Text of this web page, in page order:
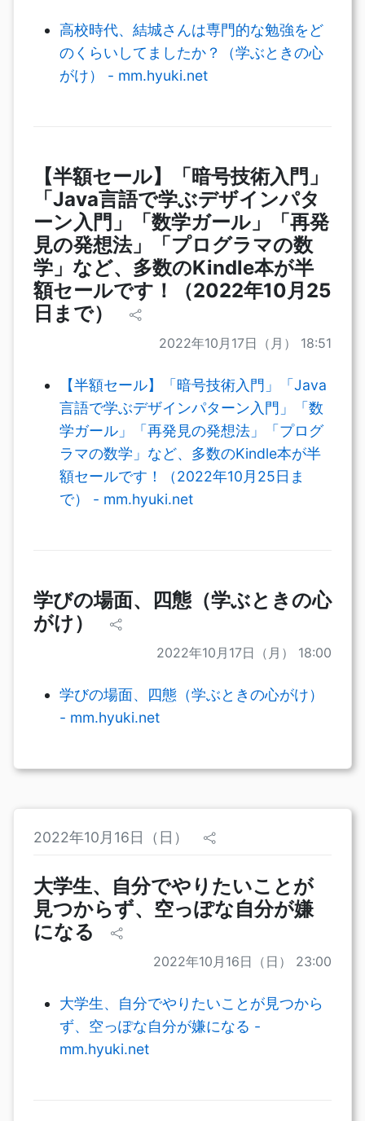
高校時代、結城さんは専門的な勉強をど
のくらいしてましたか？（学ぶときの心
がけ） - mm.hyuki.net
【半額セール】「暗号技術入門」
「Java言語で学ぶデザインパタ
ーン入門」「数学ガール」「再発
見の発想法」「プログラマの数
学」など、多数のKindle本が半
額セールです！（2022年10月25
日まで）
2022年10月17日（月） 18:51
【半額セール】「暗号技術入門」「Java
言語で学ぶデザインパターン入門」「数
学ガール」「再発見の発想法」「プログ
ラマの数学」など、多数のKindle本が半
額セールです！（2022年10月25日ま
で） - mm.hyuki.net
学びの場面、四態（学ぶときの心
がけ）
2022年10月17日（月） 18:00
学びの場面、四態（学ぶときの心がけ）
- mm.hyuki.net
2022年10月16日（日）
大学生、自分でやりたいことが
見つからず、空っぽな自分が嫌
になる
2022年10月16日（日） 23:00
大学生、自分でやりたいことが見つから
ず、空っぽな自分が嫌になる -
mm.hyuki.net